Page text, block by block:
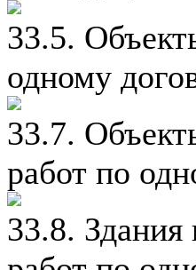
33.5.
одному
33.7.
работ по
33.8. Здания